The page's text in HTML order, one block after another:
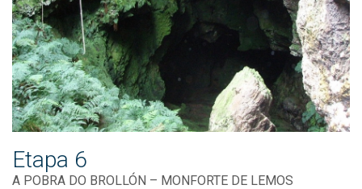
Etapa 6
A POBRA DO BROLLÓN – MONFORTE DE LEMOS